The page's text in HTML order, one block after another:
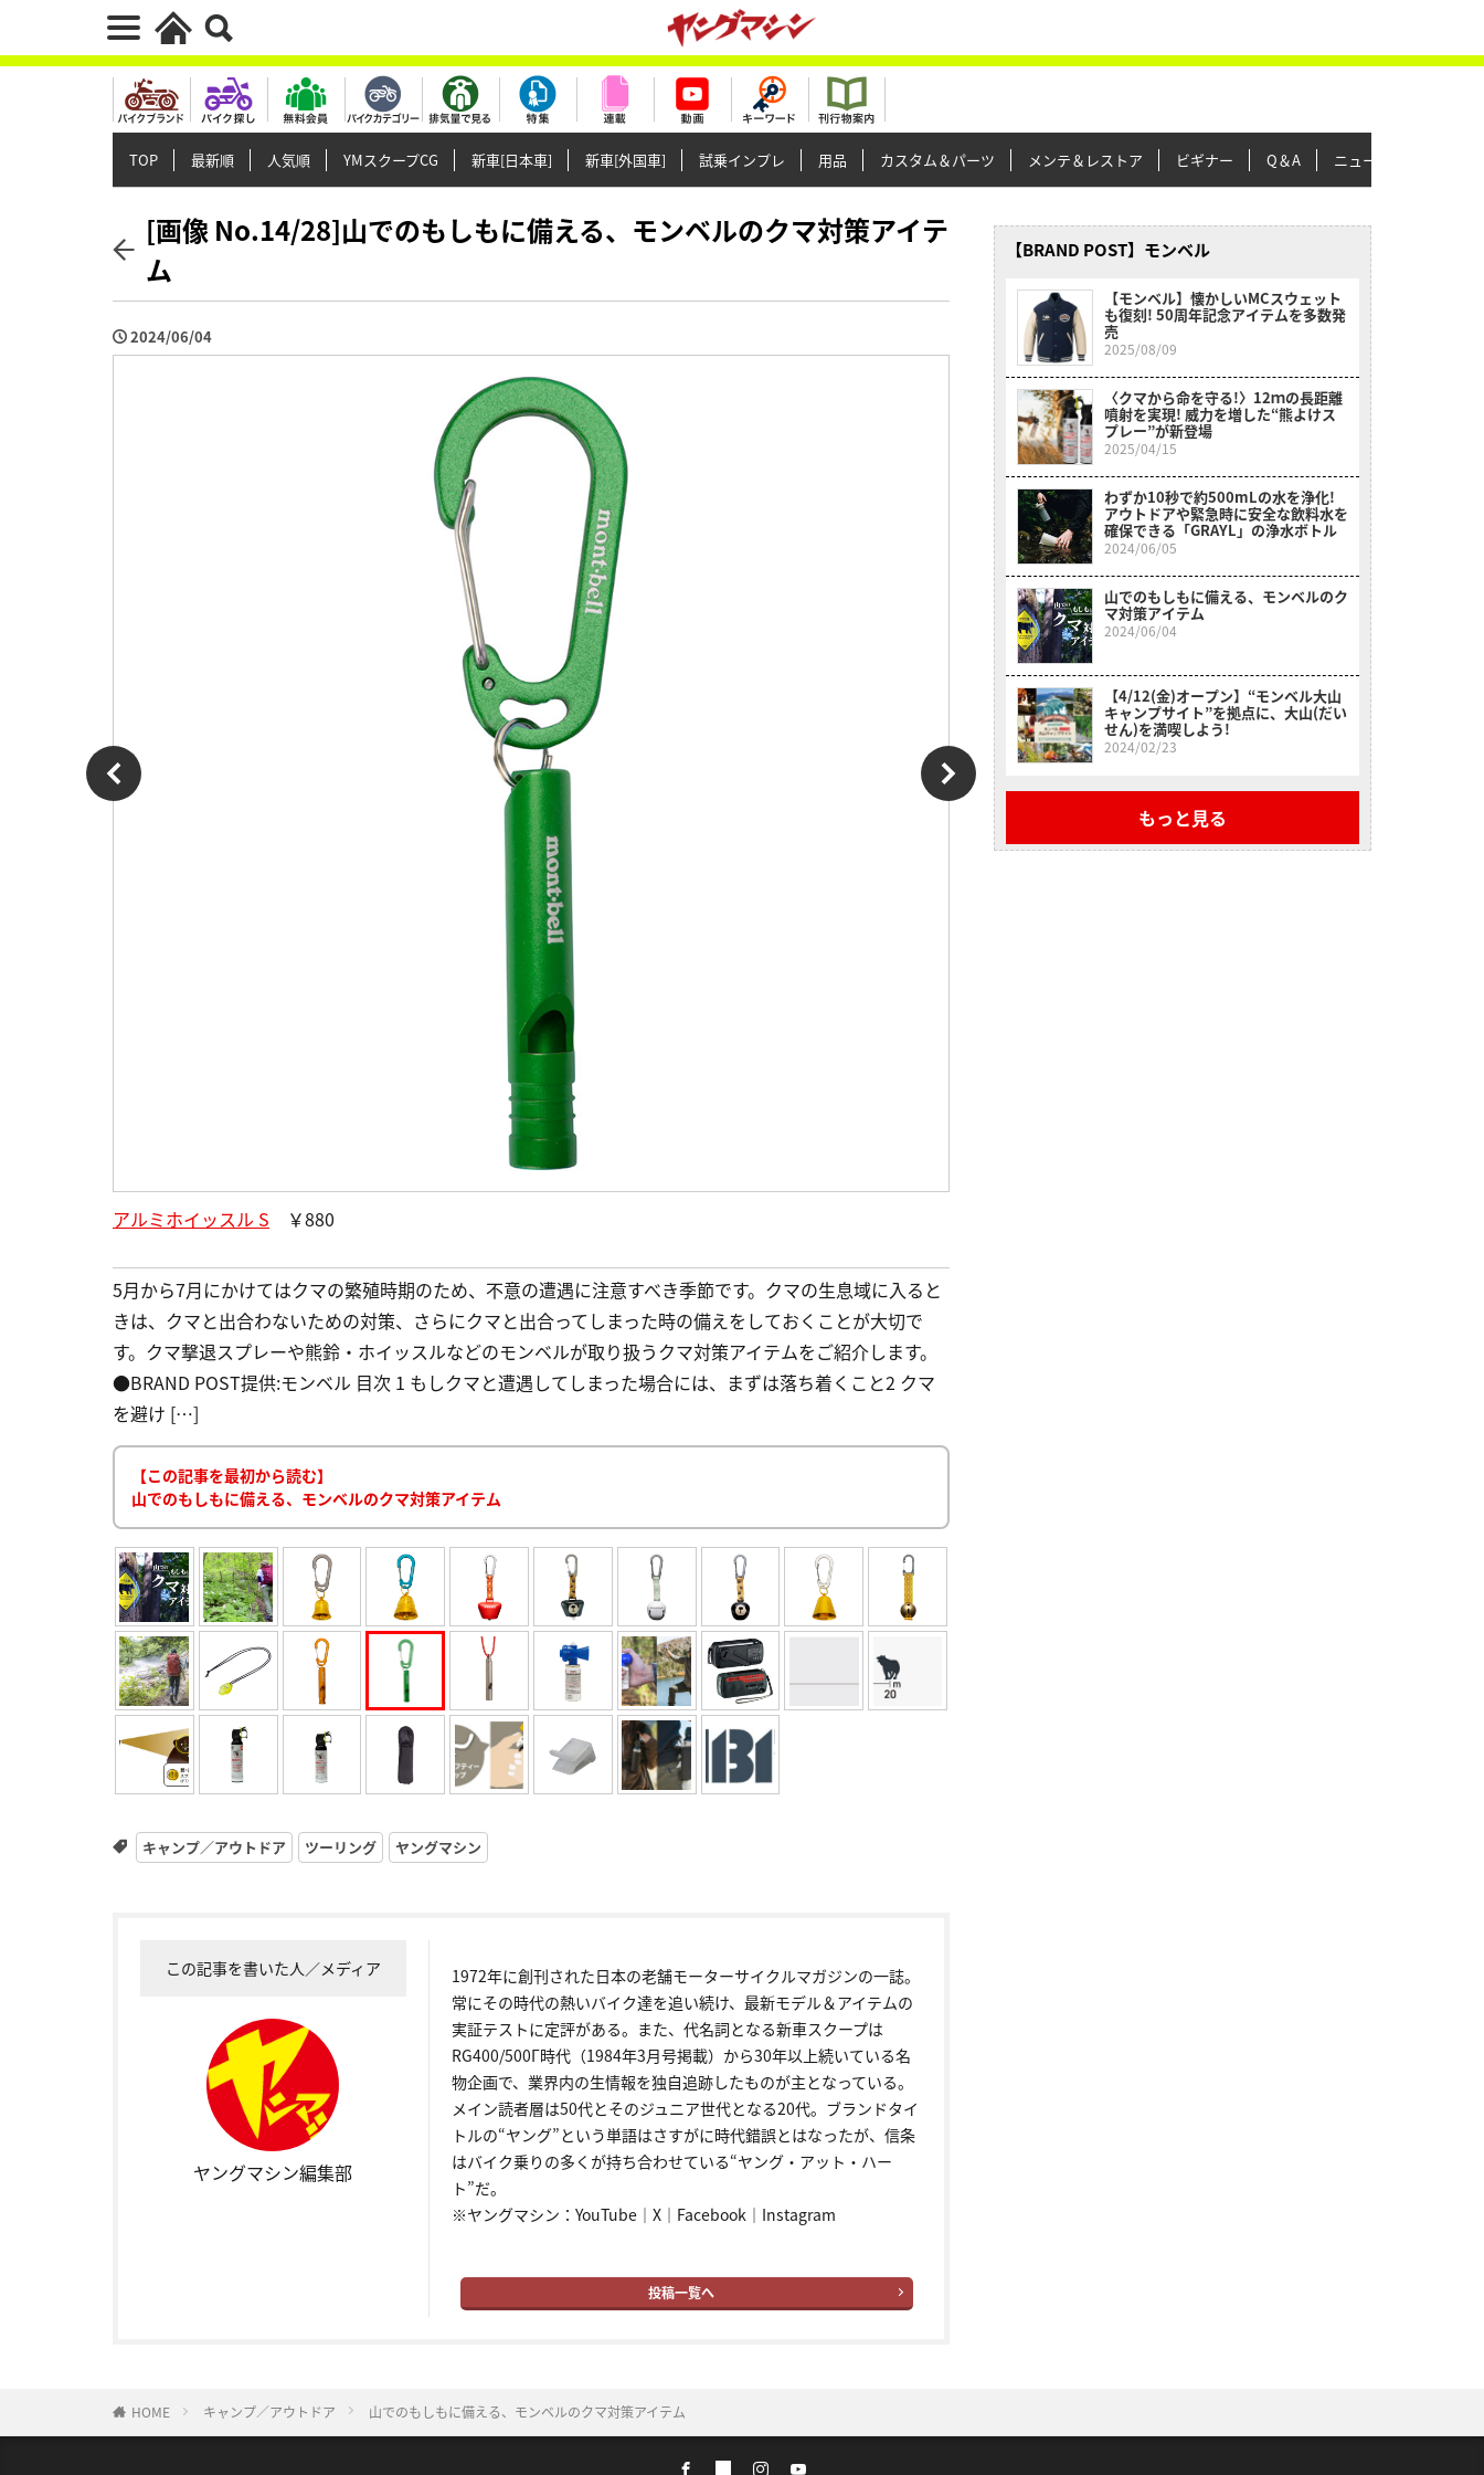
TOP 最新順 人気順 YMスクープCG 新車[日本車] 新車[外国車] 試乗インプレ 用品 カスタム＆パーツ メンテ＆レストア ビギナー Q＆A ニュース＆トピックス
[画像 No.14/28]山でのもしもに備える、モンベルのクマ対策アイテ
ム
2024/06/04
アルミホイッスル S ￥880
5月から7月にかけてはクマの繁殖時期のため、不意の遭遇に注意すべき季節です。クマの生息域に入ると
きは、クマと出合わないための対策、さらにクマと出合ってしまった時の備えをしておくことが大切で
す。クマ撃退スプレーや熊鈴・ホイッスルなどのモンベルが取り扱うクマ対策アイテムをご紹介します。
●BRAND POST提供:モンベル 目次 1 もしクマと遭遇してしまった場合には、まずは落ち着くこと2 クマ
を避け […]
【この記事を最初から読む】
山でのもしもに備える、モンベルのクマ対策アイテム
キャンプ／アウトドア ツーリング ヤングマシン
この記事を書いた人／メディア
ヤングマシン編集部
1972年に創刊された日本の老舗モーターサイクルマガジンの一誌。
常にその時代の熱いバイク達を追い続け、最新モデル＆アイテムの
実証テストに定評がある。また、代名詞となる新車スクープは
RG400/500Γ時代（1984年3月号掲載）から30年以上続いている名
物企画で、業界内の生情報を独自追跡したものが主となっている。
メイン読者層は50代とそのジュニア世代となる20代。ブランドタイ
トルの“ヤング”という単語はさすがに時代錯誤とはなったが、信条
はバイク乗りの多くが持ち合わせている“ヤング・アット・ハー
ト”だ。
※ヤングマシン： YouTube｜ X｜ Facebook｜ Instagram
投稿一覧へ
【BRAND POST】モンベル
【モンベル】懐かしいMCスウェット
も復刻! 50周年記念アイテムを多数発
売
2025/08/09
〈クマから命を守る!〉12ｍの長距離
噴射を実現! 威力を増した“熊よけス
プレー”が新登場
2025/04/15
わずか10秒で約500mLの水を浄化!
アウトドアや緊急時に安全な飲料水を
確保できる「GRAYL」の浄水ボトル
2024/06/05
山でのもしもに備える、モンベルのク
マ対策アイテム
2024/06/04
【4/12(金)オープン】“モンベル大山
キャンプサイト”を拠点に、大山(だい
せん)を満喫しよう!
2024/02/23
もっと見る
HOME キャンプ／アウトドア 山でのもしもに備える、モンベルのクマ対策アイテム